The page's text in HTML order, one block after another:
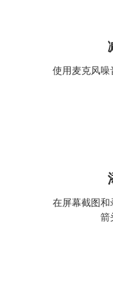
使用麦克风噪
在屏幕截图和
箭